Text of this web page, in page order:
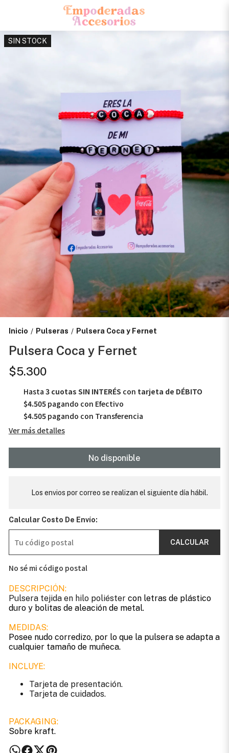
SIN STOCK
Inicio / Pulseras / Pulsera Coca y Fernet
Pulsera Coca y Fernet
$5.300
Hasta 3 cuotas SIN INTERÉS con tarjeta de DÉBITO
$4.505pagando con Efectivo
$4.505pagando con Transferencia
Ver más detalles
No disponible
Los envios por correo se realizan el siguiente día hábil.
Calcular Costo De Envío:
CALCULAR
No sé mi código postal
DESCRIPCIÓN:
Pulsera tejida en hilo poliéster con letras de plástico
duro y bolitas de aleación de metal.
MEDIDAS:
Posee nudo corredizo, por lo que la pulsera se adapta a
cualquier tamaño de muñeca.
INCLUYE:
Tarjeta de presentación.
Tarjeta de cuidados.
PACKAGING:
Sobre kraft.